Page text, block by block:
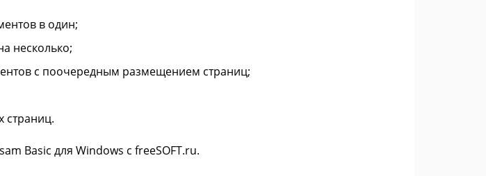
в один;
несколько;
с поочередным размещением страниц;
страниц.
Basic для Windows с freeSOFT.ru.